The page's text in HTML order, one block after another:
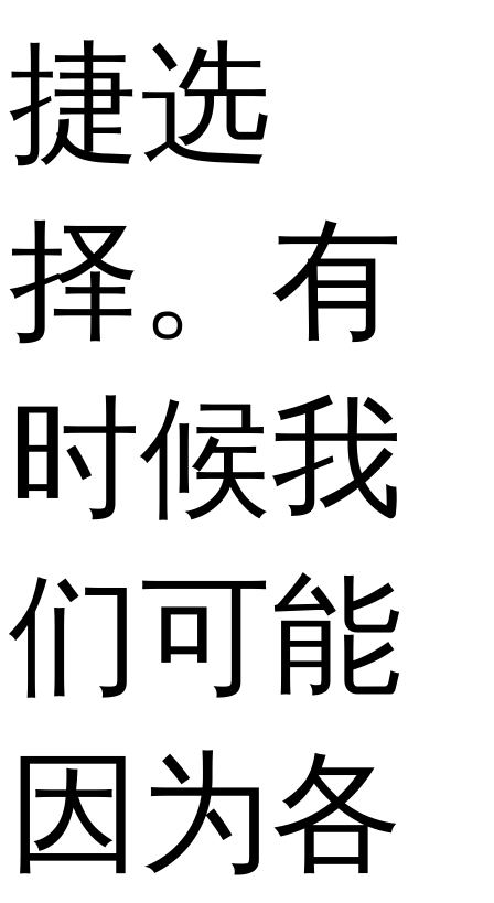
捷选
择。有
时候我
们可能
因为各